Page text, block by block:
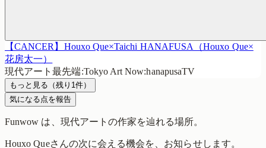
【CANCER】Houxo Que×Taichi HANAFUSA（Houxo Que×
花房太一）
現代アート最先端:Tokyo Art Now:hanapusaTV
もっと見る （残り 1件）
気になる点を報告
Funwow は、現代アートの作家を辿れる場所。
Houxo Queさんの次に会える機会を、お知らせします。